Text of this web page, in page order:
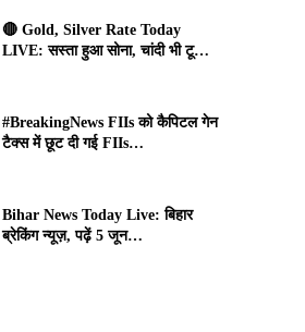
🔴 Gold, Silver Rate Today
LIVE: सस्ता हुआ सोना, चांदी भी टू…
#BreakingNews FIIs को कैपिटल गेन
टैक्स में छूट दी गई FIIs…
Bihar News Today Live: बिहार
ब्रेकिंग न्यूज़, पढ़ें 5 जून…